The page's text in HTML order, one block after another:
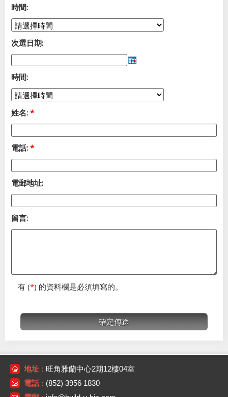
時間:
次選日期:
時間:
姓名: *
電話: *
電郵地址:
留言:
有 (*) 的資料欄是必須填寫的。
地址 : 旺角雅蘭中心2期12樓04室
電話 : (852) 3956 1830